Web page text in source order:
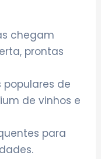
chegam
prontas
populares de
de vinhos e
para